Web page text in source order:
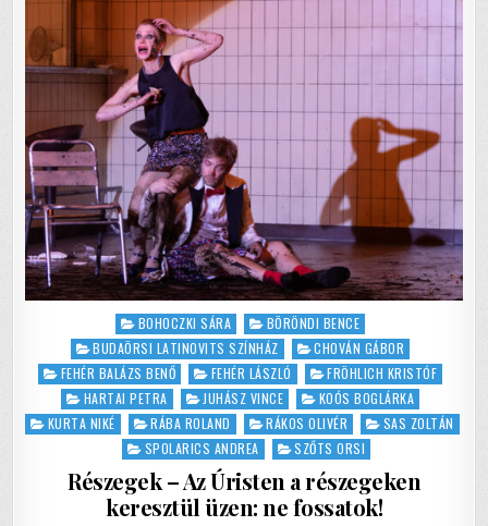
k
HA
NEM
Posted
in
BOHOCZKI SÁRA
BÖRÖNDI BENCE
BUDAÖRSI LATINOVITS SZÍNHÁZ
CHOVÁN GÁBOR
FEHÉR BALÁZS BENŐ
FEHÉR LÁSZLÓ
FRÖHLICH KRISTÓF
HARTAI PETRA
JUHÁSZ VINCE
KOÓS BOGLÁRKA
KURTA NIKÉ
RÁBA ROLAND RÁKOS OLIVÉR
SAS ZOLTÁN
SPOLARICS ANDREA
SZŐTS ORSI
Részegek – Az Úristen a részegeken
keresztül üzen: ne fossatok!